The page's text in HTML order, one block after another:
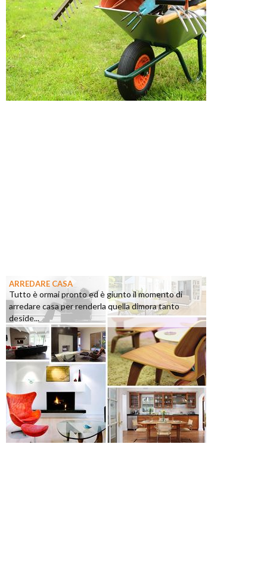
ARREDARE CASA
Tutto è ormai pronto ed è giunto il momento di
arredare casa per renderla quella dimora tanto
deside...